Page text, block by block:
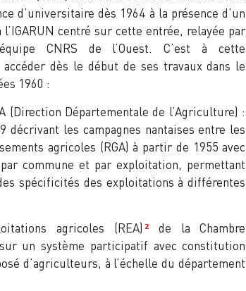
d’universitaire dès 1964 à la présence d’un
centré sur cette entrée, relayée par
CNRS de l’Ouest. C’est à cette
dès le début de ses travaux dans le
1960 :
(Direction Départementale de l’Agriculture) :
décrivant les campagnes nantaises entre les
agricoles (RGA) à partir de 1955 avec
commune et par exploitation, permettant
spécificités des exploitations à différentes
agricoles (REA) 2
de la Chambre
sur un système participatif avec constitution
d’agriculteurs, à l’échelle du département